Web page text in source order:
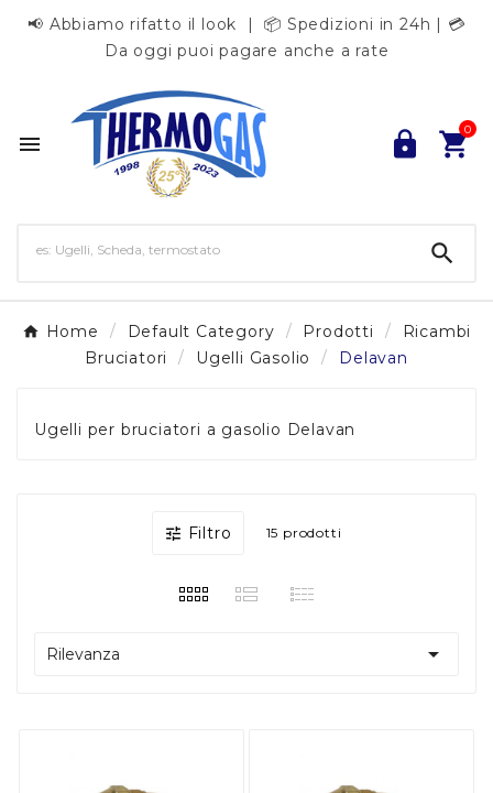
📢 Abbiamo rifatto il look | 📦 Spedizioni in 24h | 💳
Da oggi puoi pagare anche a rate
  
0

Home Default Category Prodotti
Ricambi
Bruciatori
Ugelli Gasolio Delavan
Ugelli per bruciatori a gasolio Delavan
 Filtro 15 prodotti
Rilevanza 